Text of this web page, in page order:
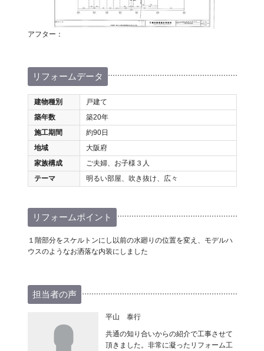
アフター：
リフォームデータ
建物種別
戸建て
築年数
築20年
施工期間
約90日
地域
大阪府
家族構成
ご夫婦、お子様３人
テーマ
明るい部屋、吹き抜け、広々
リフォームポイント
１階部分をスケルトンにし以前の水廻りの位置を変え、モデルハ
ウスのようなお洒落な内装にしました
担当者の声
平山 泰行
共通の知り合いからの紹介で工事させて
頂きました。非常に凝ったリフォーム工